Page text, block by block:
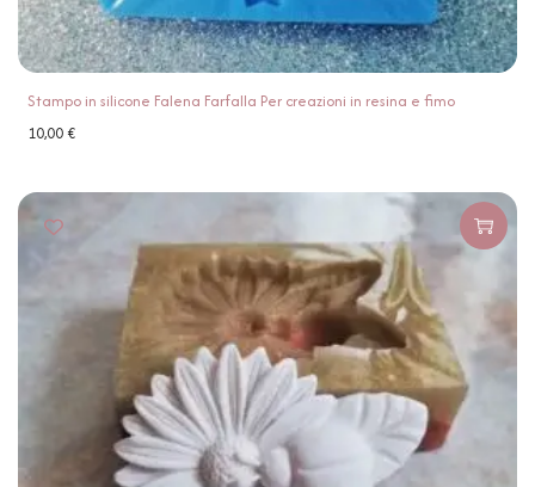
Stampo in silicone Falena Farfalla Per creazioni in resina e fimo
10,00€